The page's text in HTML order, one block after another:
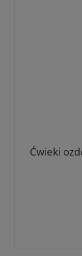
Ćwieki